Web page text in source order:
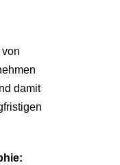
damit